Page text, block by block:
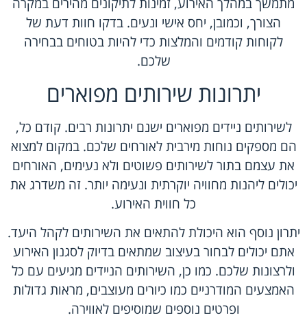
מתמשך במהלך האירוע, זמינות לתיקונים מהירים במקרה
הצורך, וכמובן, יחס אישי ונעים. בדקו חוות דעת של
לקוחות קודמים והמלצות כדי להיות בטוחים בבחירה
שלכם.
יתרונות שירותים מפוארים
לשירותים ניידים מפוארים ישנם יתרונות רבים. קודם כל,
הם מספקים נוחות מירבית לאורחים שלכם. במקום למצוא
את עצמם בתור לשירותים פשוטים ולא נעימים, האורחים
יכולים ליהנות מחוויה יוקרתית ונעימה יותר. זה משדרג את
כל חווית האירוע.
יתרון נוסף הוא היכולת להתאים את השירותים לקהל היעד.
אתם יכולים לבחור בעיצוב שמתאים בדיוק לסגנון האירוע
ולרצונות שלכם. כמו כן, השירותים הניידים מגיעים עם כל
האמצעים המודרניים כמו כיורים מעוצבים, מראות גדולות
ופרטים נוספים שמוסיפים לאווירה.